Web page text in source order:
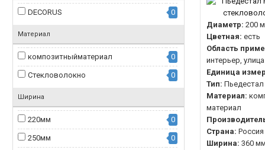
DECORUS 0
Материал
композитныйматериал 0
Стекловолокно 0
Ширина
220мм 0
250мм 0
Диаметр: 200
Цветная: есть
Область
интерьер, улица
Единица
Тип: Пьедестал
Материал:
материал
Страна: Россия
Ширина: 360